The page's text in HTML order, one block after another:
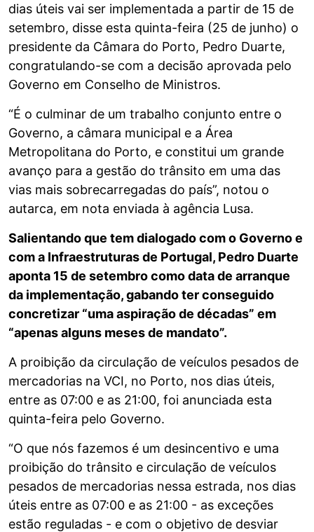
dias úteis vai ser implementada a partir de 15 de
setembro, disse esta quinta-feira (25 de junho) o
presidente da Câmara do Porto, Pedro Duarte,
congratulando-se com a decisão aprovada pelo
Governo em Conselho de Ministros.
“É o culminar de um trabalho conjunto entre o
Governo, a câmara municipal e a Área
Metropolitana do Porto, e constitui um grande
avanço para a gestão do trânsito em uma das
vias mais sobrecarregadas do país”, notou o
autarca, em nota enviada à agência Lusa.
Salientando que tem dialogado com o Governo e
com a Infraestruturas de Portugal, Pedro Duarte
aponta 15 de setembro como data de arranque
da implementação, gabando ter conseguido
concretizar “uma aspiração de décadas” em
“apenas alguns meses de mandato”.
A proibição da circulação de veículos pesados de
mercadorias na VCI, no Porto, nos dias úteis,
entre as 07:00 e as 21:00, foi anunciada esta
quinta-feira pelo Governo.
“O que nós fazemos é um desincentivo e uma
proibição do trânsito e circulação de veículos
pesados de mercadorias nessa estrada, nos dias
úteis entre as 07:00 e as 21:00 - as exceções
estão reguladas - e com o objetivo de desviar